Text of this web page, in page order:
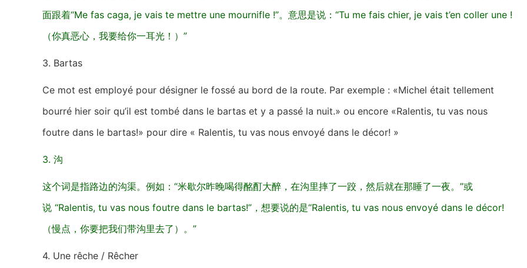
面跟着“Me fas caga, je vais te mettre une mournifle !”。意思是说：“Tu me fais chier, je vais t’en coller une !
（你真恶心，我要给你一耳光！）”
3. Bartas
Ce mot est employé pour désigner le fossé au bord de la route. Par exemple : «Michel était tellement
bourré hier soir qu’il est tombé dans le bartas et y a passé la nuit.» ou encore «Ralentis, tu vas nous
foutre dans le bartas!» pour dire « Ralentis, tu vas nous envoyé dans le décor! »
3. 沟
这个词是指路边的沟渠。例如：“米歇尔昨晚喝得酩酊大醉，在沟里摔了一跤，然后就在那睡了一夜。”或
说 “Ralentis, tu vas nous foutre dans le bartas!”，想要说的是“Ralentis, tu vas nous envoyé dans le décor!
（慢点，你要把我们带沟里去了）。”
4. Une rêche / Rêcher